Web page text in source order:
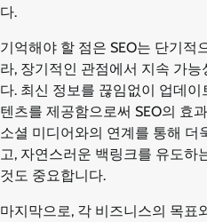
다.
기억해야 할 점은 SEO는 단기적
라, 장기적인 관점에서 지속 가
다. 최신 정보를 끊임없이 업데
텐츠를 제공함으로써 SEO의 효
소셜 미디어와의 연계를 통해 더
고, 자연스러운 백링크를 유도하
것도 중요합니다.
마지막으로, 각 비즈니스의 목표